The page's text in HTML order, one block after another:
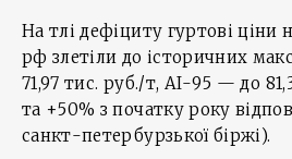
На тлі дефіциту гуртові ціни
рф злетіли до історичних
71,97 тис. руб./т, АІ-95 — до
та +50% з початку року
санкт-петербурзької біржі).